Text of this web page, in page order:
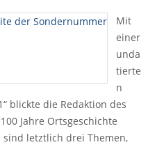
Mit
einer
unda
tierte
n
blickte die Redaktion des
Jahre Ortsgeschichte
letztlich drei Themen,